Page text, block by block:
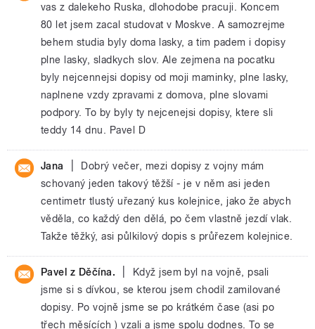
vas z dalekeho Ruska, dlohodobe pracuji. Koncem
80 let jsem zacal studovat v Moskve. A samozrejme
behem studia byly doma lasky, a tim padem i dopisy
plne lasky, sladkych slov. Ale zejmena na pocatku
byly nejcennejsi dopisy od moji maminky, plne lasky,
naplnene vzdy zpravami z domova, plne slovami
podpory. To by byly ty nejcenejsi dopisy, ktere sli
teddy 14 dnu. Pavel D
Jana
Dobrý večer, mezi dopisy z vojny mám
schovaný jeden takový těžší - je v něm asi jeden
centimetr tlustý uřezaný kus kolejnice, jako že abych
věděla, co každý den dělá, po čem vlastně jezdí vlak.
Takže těžký, asi půlkilový dopis s průřezem kolejnice.
Pavel z Děčína.
Když jsem byl na vojně, psali
jsme si s dívkou, se kterou jsem chodil zamilované
dopisy. Po vojně jsme se po krátkém čase (asi po
třech měsících ) vzali a jsme spolu dodnes. To se